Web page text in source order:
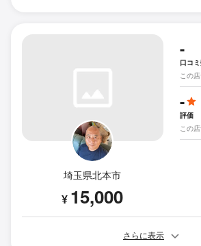
埼玉県北本市
¥ 15,000
-
口コ
この
-
評価
この
さらに表示